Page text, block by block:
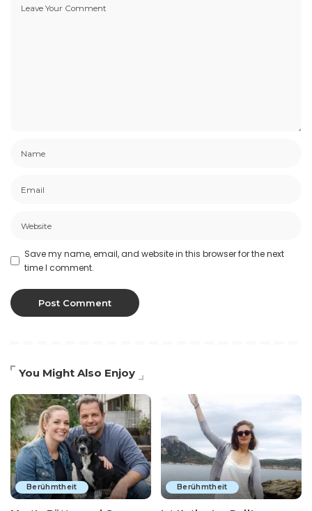
Save my name, email, and website in this browser for the next
time I comment.
You Might Also Enjoy
Berühmtheit Berühmtheit